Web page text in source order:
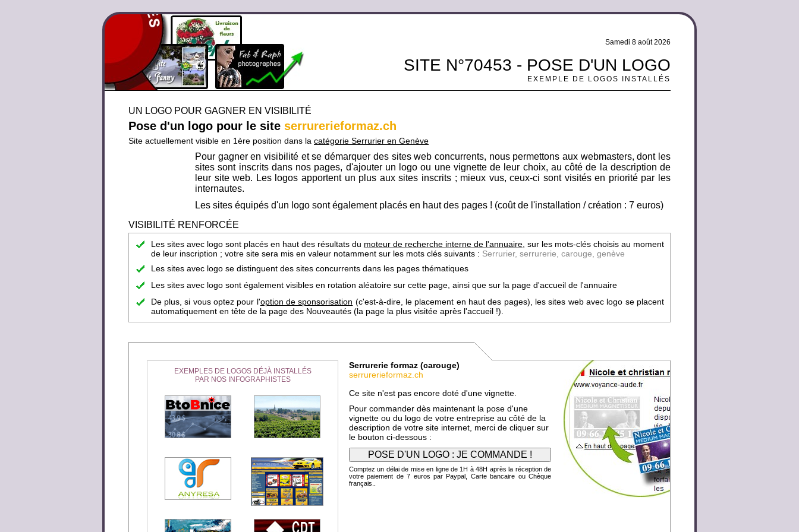
Samedi 8 août 2026
SITE N°70453 - POSE D'UN LOGO
EXEMPLE DE LOGOS INSTALLÉS
UN LOGO POUR GAGNER EN VISIBILITÉ
Pose d'un logo pour le site serrurerieformaz.ch
Site actuellement visible en 1ère position dans la catégorie Serrurier en Genève
Pour gagner en visibilité et se démarquer des sites web concurrents, nous permettons aux webmasters, dont les
sites sont inscrits dans nos pages, d'ajouter un logo ou une vignette de leur choix, au côté de la description de
leur site web. Les logos apportent un plus aux sites inscrits ; mieux vus, ceux-ci sont visités en priorité par les
internautes.
Les sites équipés d'un logo sont également placés en haut des pages ! (coût de l'installation / création : 7 euros)
VISIBILITÉ RENFORCÉE
Les sites avec logo sont placés en haut des résultats du moteur de recherche interne de l'annuaire, sur les mots-clés choisis au moment
de leur inscription ; votre site sera mis en valeur notamment sur les mots clés suivants : Serrurier, serrurerie, carouge, genève
Les sites avec logo se distinguent des sites concurrents dans les pages thématiques
Les sites avec logo sont également visibles en rotation aléatoire sur cette page, ainsi que sur la page d'accueil de l'annuaire
De plus, si vous optez pour l'option de sponsorisation (c'est-à-dire, le placement en haut des pages), les sites web avec logo se placent
automatiquement en tête de la page des Nouveautés (la page la plus visitée après l'accueil !).
EXEMPLES DE LOGOS DÉJÀ INSTALLÉS
PAR NOS INFOGRAPHISTES
Serrurerie formaz (carouge)
serrurerieformaz.ch
Ce site n'est pas encore doté d'une vignette.
Pour commander dès maintenant la pose d'une
vignette ou du logo de votre entreprise au côté de la
description de votre site internet, merci de cliquer sur
le bouton ci-dessous :
Comptez un délai de mise en ligne de 1H à 48H après la réception de
votre paiement de 7 euros par Paypal, Carte bancaire ou Chèque
français..